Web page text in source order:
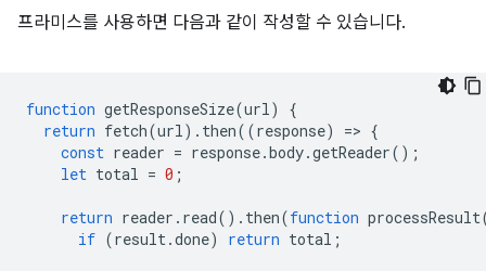
프라미스를 사용하면 다음과 같이 작성할 수 있습니다.
function getResponseSize(url)
{
return fetch(url). then((response) => {
const reader = response.body.getReader();
let total = 0 ;
return reader . read(). then(function processResult
if (result.done) return total ;